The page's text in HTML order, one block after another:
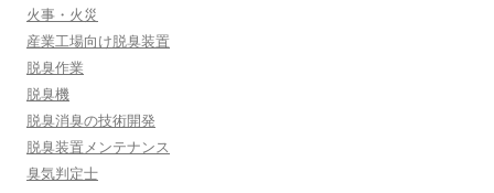
火事・火災
産業工場向け脱臭装置
脱臭作業
脱臭機
脱臭消臭の技術開発
脱臭装置メンテナンス
臭気判定士